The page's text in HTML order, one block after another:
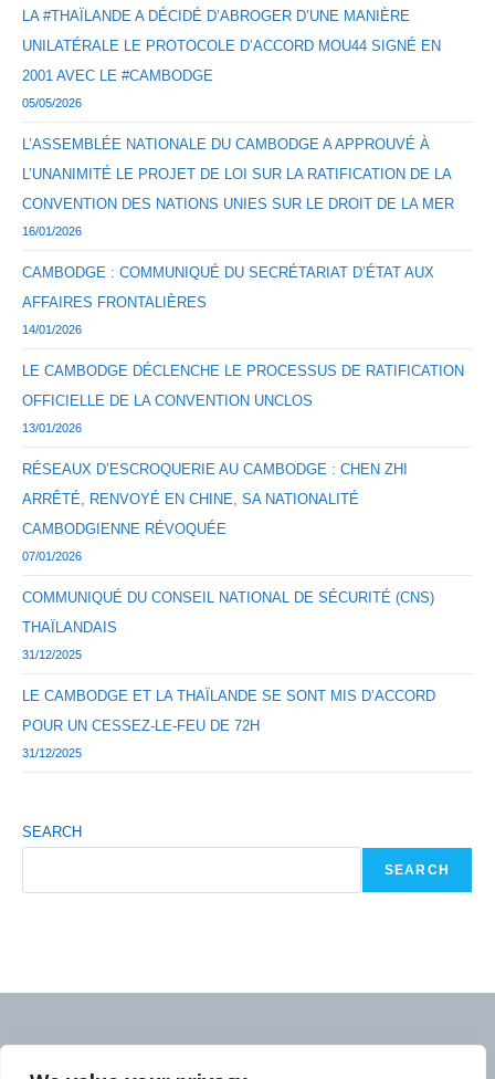
LA #THAÏLANDE A DÉCIDÉ D’ABROGER D’UNE MANIÈRE
UNILATÉRALE LE PROTOCOLE D’ACCORD MOU44 SIGNÉ EN
2001 AVEC LE #CAMBODGE
05/05/2026
L’ASSEMBLÉE NATIONALE DU CAMBODGE A APPROUVÉ À
L’UNANIMITÉ LE PROJET DE LOI SUR LA RATIFICATION DE LA
CONVENTION DES NATIONS UNIES SUR LE DROIT DE LA MER
16/01/2026
CAMBODGE : COMMUNIQUÉ DU SECRÉTARIAT D’ÉTAT AUX
AFFAIRES FRONTALIÈRES
14/01/2026
LE CAMBODGE DÉCLENCHE LE PROCESSUS DE RATIFICATION
OFFICIELLE DE LA CONVENTION UNCLOS
13/01/2026
RÉSEAUX D’ESCROQUERIE AU CAMBODGE : CHEN ZHI
ARRÊTÉ, RENVOYÉ EN CHINE, SA NATIONALITÉ
CAMBODGIENNE RÉVOQUÉE
07/01/2026
COMMUNIQUÉ DU CONSEIL NATIONAL DE SÉCURITÉ (CNS)
THAÏLANDAIS
31/12/2025
LE CAMBODGE ET LA THAÏLANDE SE SONT MIS D’ACCORD
POUR UN CESSEZ-LE-FEU DE 72H
31/12/2025
SEARCH
SEARCH